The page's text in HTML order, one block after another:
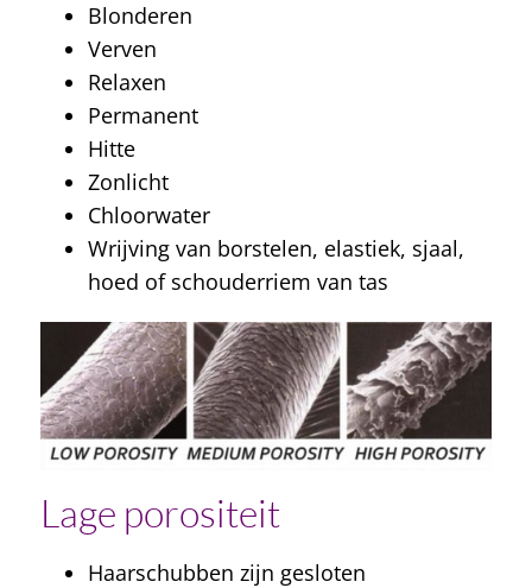
2 lessen
Meer over krullen
2 lessen
Blonderen
Verven
Relaxen
Permanent
Hitte
Zonlicht
Chloorwater
Wrijving van borstelen, elastiek, sjaal,
hoed of schouderriem van tas
Lage porositeit
Haarschubben zijn gesloten